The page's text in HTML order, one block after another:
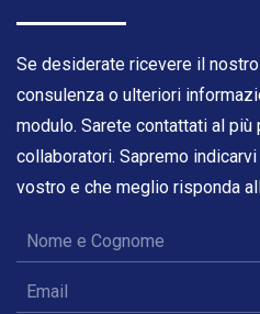
Se desiderate ricevere il
consulenza o ulteriori
modulo. Sarete contattati al
collaboratori. Sapremo
vostro e che meglio risponda